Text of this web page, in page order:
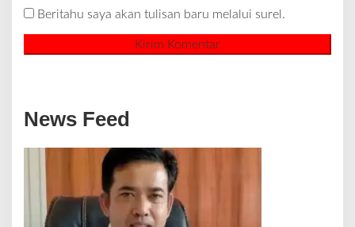
Beritahu saya akan tulisan baru melalui surel.
News Feed